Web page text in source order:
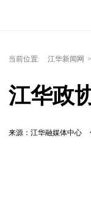
当前位置: 江华新闻网 >
江华政
来源：江华融媒体中心